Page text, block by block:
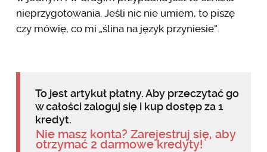
nieprzygotowania. Jeśli nic nie umiem, to piszę
czy mówię, co mi „ślina na język przyniesie”.
To jest artykuł płatny. Aby przeczytać go
w całości zaloguj się i kup dostęp za 1
kredyt.
Nie masz konta? Zarejestruj się, aby
otrzymać 2 darmowe kredyty!